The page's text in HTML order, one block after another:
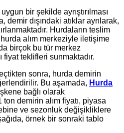
bir şekilde ayrıştırılması
dışındaki atıklar ayrılarak,
Hurdaların teslim
alım merkeziyle iletişime
birçok bu tür merkez
fiyat teklifleri sunmaktadır.
sonra, hurda demirin
Bu aşamada, Hurda
bağlı olarak
demirin alım fiyatı, piyasa
ve sezonluk değişikliklere
örnek bir sonraki tablo